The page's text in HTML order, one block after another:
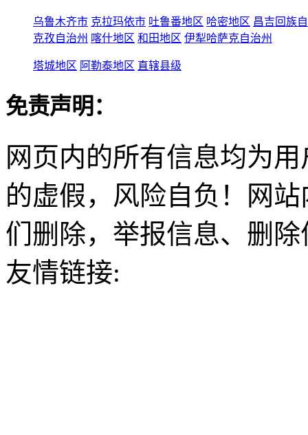
乌鲁木齐市 克拉玛依市 吐鲁番地区 哈密地区 昌吉回族
克孜自治州 喀什地区 和田地区 伊犁哈萨克自治州
塔城地区 阿勒泰地区 直辖县级
免责声明：
网页内的所有信息均为
的虚假，风险自负！网
们删除，举报信息、删
友情链接: